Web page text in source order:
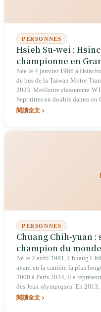
PERSONNES
Hsieh Su-wei :
championne en
sept titres en
Née le 4 janvier 1986 à
de bus de la Taiwan Motor
2023. Meilleure classement
Sept titres en double dames
Roland-Garros 2014 /
閱讀全文
PERSONNES
Chuang Chih-yuan
champion du
olympique à un pas
Né le 2 avril 1981, Chuang
ayant eu la carrière la plus
2000 à Paris 2024, il a
des Jeux olympiques. En
masculin aux Championnats
閱讀全文